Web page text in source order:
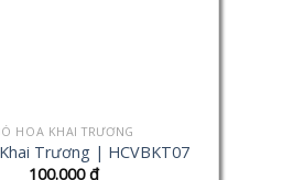
HOA KHAI TRƯƠNG
Trương | HCVBKT07
100.000₫